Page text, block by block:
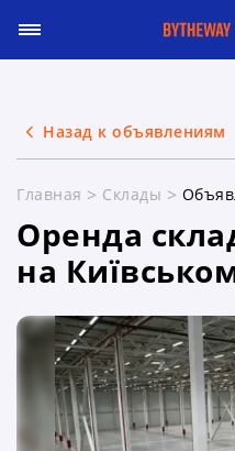
Главная Склады
Оренда
на
Назад к объявлениям